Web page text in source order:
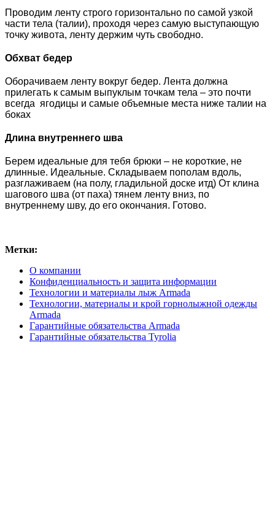
Проводим ленту строго горизонтально по самой узкой
части тела (талии), проходя через самую выступающую
точку живота, ленту держим чуть свободно.
Обхват бедер
Оборачиваем ленту вокруг бедер. Лента должна
прилегать к самым выпуклым точкам тела – это почти
всегда ягодицы и самые объемные места ниже талии на
боках
Длина внутреннего шва
Берем идеальные для тебя брюки – не короткие, не
длинные. Идеальные. Складываем пополам вдоль,
разглаживаем (на полу, гладильной доске итд) От клина
шагового шва (от паха) тянем ленту вниз, по
внутреннему шву, до его окончания. Готово.
Метки:
О компании
Конфиденциальность и защита информации
Технологии и материалы лыж Armada
Технологии, материалы и крой горнолыжной одежды
Armada
Гарантийные обязательства Armada
Гарантийные обязательства Tyrolia